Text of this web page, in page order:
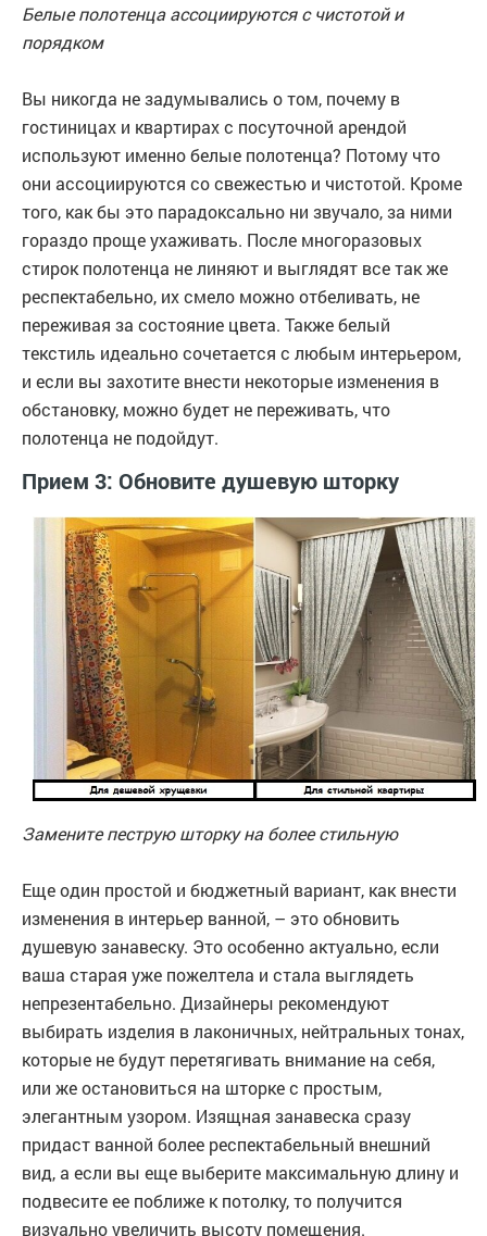
Белые полотенца ассоциируются с чистотой и
порядком
Вы никогда не задумывались о том, почему в
гостиницах и квартирах с посуточной арендой
используют именно белые полотенца? Потому что
они ассоциируются со свежестью и чистотой. Кроме
того, как бы это парадоксально ни звучало, за ними
гораздо проще ухаживать. После многоразовых
стирок полотенца не линяют и выглядят все так же
респектабельно, их смело можно отбеливать, не
переживая за состояние цвета. Также белый
текстиль идеально сочетается с любым интерьером,
и если вы захотите внести некоторые изменения в
обстановку, можно будет не переживать, что
полотенца не подойдут.
Прием 3: Обновите душевую шторку
Замените пеструю шторку на более стильную
Еще один простой и бюджетный вариант, как внести
изменения в интерьер ванной, – это обновить
душевую занавеску. Это особенно актуально, если
ваша старая уже пожелтела и стала выглядеть
непрезентабельно. Дизайнеры рекомендуют
выбирать изделия в лаконичных, нейтральных тонах,
которые не будут перетягивать внимание на себя,
или же остановиться на шторке с простым,
элегантным узором. Изящная занавеска сразу
придаст ванной более респектабельный внешний
вид, а если вы еще выберите максимальную длину и
подвесите ее поближе к потолку, то получится
визуально увеличить высоту помещения.